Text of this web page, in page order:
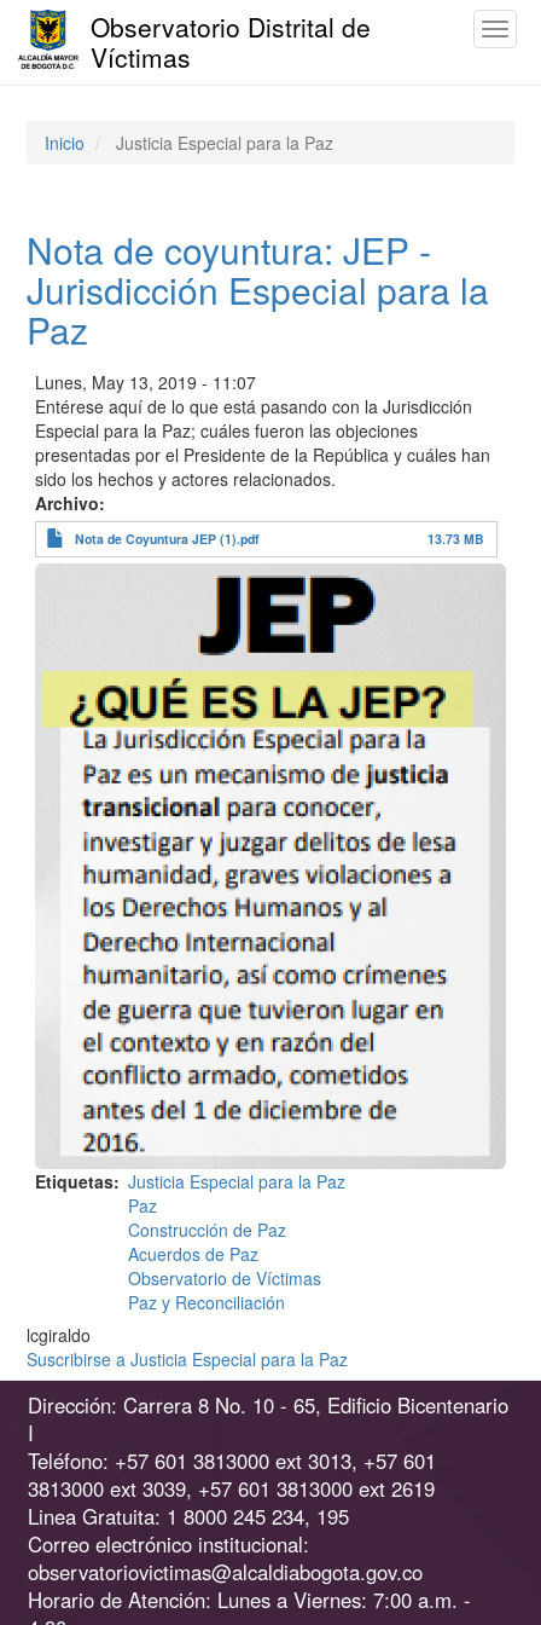
Pasar
contenido
Observatorio Distrital de
Víctimas
Inicio Justicia Especial para la Paz
Nota de coyuntura: JEP -
Jurisdicción Especial para la
Paz
Lunes, May 13, 2019 - 11:07
Entérese aquí de lo que está pasando con la Jurisdicción
Especial para la Paz; cuáles fueron las objeciones
presentadas por el Presidente de la República y cuáles han
sido los hechos y actores relacionados.
Archivo
Nota de Coyuntura JEP (1).pdf 13.73 MB
Etiquetas Justicia Especial para la Paz
Paz
Construcción de Paz
Acuerdos de Paz
Observatorio de Víctimas
Paz y Reconciliación
lcgiraldo
Suscribirse a Justicia Especial para la Paz
Dirección: Carrera 8 No. 10 - 65, Edificio Bicentenario
I
Teléfono: +57 601 3813000 ext 3013, +57 601
3813000 ext 3039, +57 601 3813000 ext 2619
Linea Gratuita: 1 8000 245 234, 195
Correo electrónico institucional:
observatoriovictimas@alcaldiabogota.gov.co
Horario de Atención: Lunes a Viernes: 7:00 a.m. -